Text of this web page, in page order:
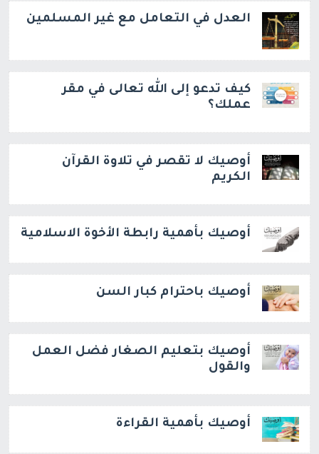
العدل في التعامل مع غير المسلمين
كيف تدعو إلى الله تعالى في مقر
عملك؟
أوصيك لا تقصر في تلاوة القرآن
الكريم
أوصيك بأهمية رابطة الأخوة الاسلامية
أوصيك باحترام كبار السن
أوصيك بتعليم الصغار فضل العمل
والقول
أوصيك بأهمية القراءة